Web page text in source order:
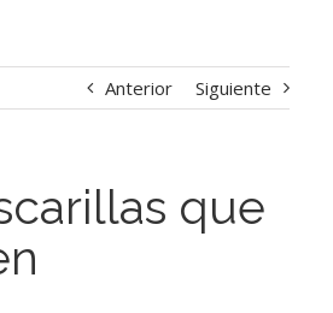
Anterior Siguiente
que